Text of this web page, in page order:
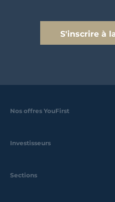
S'inscrire à
Nos offres YouFirst
Investisseurs
Sections